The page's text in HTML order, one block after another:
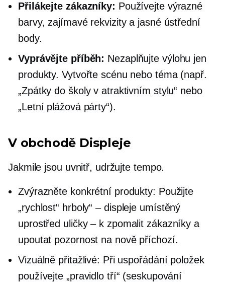
Přilákejte zákazníky: Používejte výrazné
barvy, zajímavé rekvizity a jasné ústřední
body.
Vyprávějte příběh: Nezaplňujte výlohu jen
produkty. Vytvořte scénu nebo téma (např.
„Zpátky do školy v atraktivním stylu“ nebo
„Letní plážová párty“).
V obchodě Displeje
Jakmile jsou uvnitř, udržujte tempo.
Zvýrazněte konkrétní produkty: Použijte
„rychlost“ hrboly“ – displeje umístěný
uprostřed uličky – k zpomalit zákazníky a
upoutat pozornost na nově příchozí.
Vizuálně přitažlivé: Při uspořádání položek
používejte „pravidlo tří“ (seskupování